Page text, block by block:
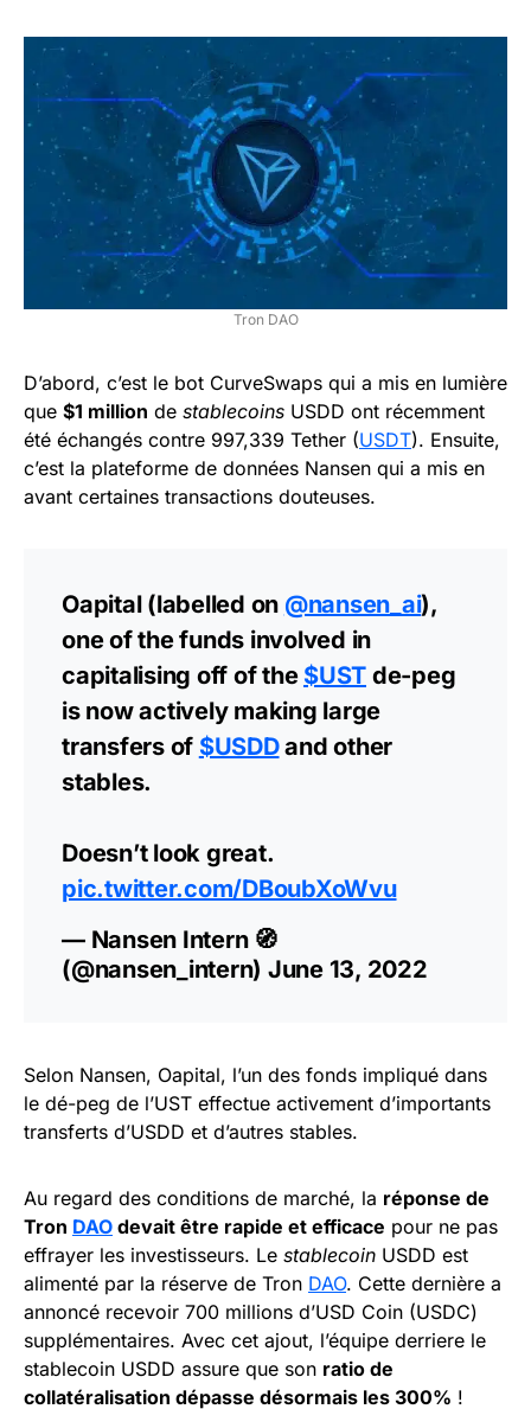
Tron DAO
D’abord, c’est le bot CurveSwaps qui a mis en lumière
que $1 million de stablecoins USDD ont récemment
été échangés contre 997,339 Tether (USDT). Ensuite,
c’est la plateforme de données Nansen qui a mis en
avant certaines transactions douteuses.
Oapital (labelled on @nansen_ai),
one of the funds involved in
capitalising off of the $UST de-peg
is now actively making large
transfers of $USDDand other
stables.
Doesn’t look great.
pic.twitter.com/DBoubXoWvu
— Nansen Intern 🧭
(@nansen_intern) June 13, 2022
Selon Nansen, Oapital, l’un des fonds impliqué dans
le dé-peg de l’UST effectue activement d’importants
transferts d’USDD et d’autres stables.
Au regard des conditions de marché, la réponse de
Tron DAO devait être rapide et efficace pour ne pas
effrayer les investisseurs. Le stablecoin USDD est
alimenté par la réserve de Tron DAO. Cette dernière a
annoncé recevoir 700 millions d’USD Coin (USDC)
supplémentaires. Avec cet ajout, l’équipe derriere le
stablecoin USDD assure que son ratio de
collatéralisation dépasse désormais les 300% !